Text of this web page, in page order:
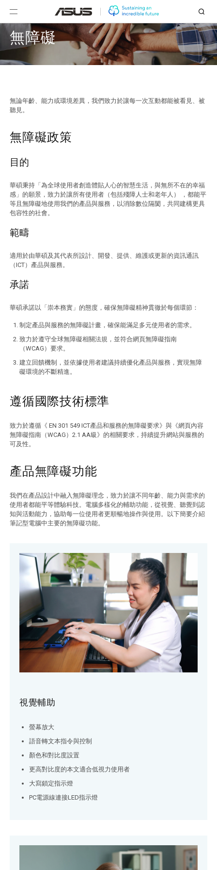
社會
社會投資策略 數位包容 社會共融 環境保育 無障礙
無障礙
無論年齡、能力或環境差異，我們致力於讓每一次互動都能被看見、被
聽見。
無障礙政策
目的
華碩秉持「為全球使用者創造體貼人心的智慧生活，與無所不在的幸福
感」的願景，致力於讓所有使用者（包括殘障人士和老年人） ，都能平
等且無障礙地使用我們的產品與服務，以消除數位隔閡，共同建構更具
包容性的社會。
範疇
適用於由華碩及其代表所設計、開發、提供、維護或更新的資訊通訊
（ICT）產品與服務。
承諾
華碩承諾以「崇本務實」的態度，確保無障礙精神貫徹於每個環節：
制定產品與服務的無障礙計畫，確保能滿足多元使用者的需求。
致力於遵守全球無障礙相關法規，並符合網頁無障礙指南
（WCAG）要求。
建立回饋機制，並依據使用者建議持續優化產品與服務，實現無障
礙環境的不斷精進。
遵循國際技術標準
致力於遵循《 EN 301 549 ICT產品和服務的無障礙要求》與《網頁內容
無障礙指南（WCAG）2.1 AA級》的相關要求，持續提升網站與服務的
可及性。
產品無障礙功能
我們在產品設計中融入無障礙理念，致力於讓不同年齡、能力與需求的
使用者都能平等體驗科技。電腦多樣化的輔助功能，從視覺、聽覺到認
知與活動能力，協助每一位使用者更順暢地操作與使用。以下簡要介紹
筆記型電腦中主要的無障礙功能。
視覺輔助
螢幕放大
語音轉文本指令與控制
顏色和對比度設置
更高對比度的本文適合低視力使用者
大寫鎖定指示燈
PC電源線連接LED指示燈